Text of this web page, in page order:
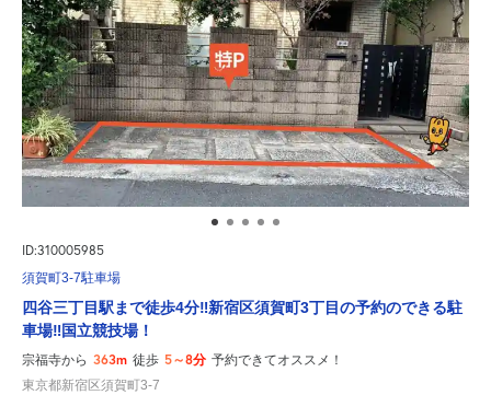
ID:310005985
須賀町3-7駐車場
四谷三丁目駅まで徒歩4分‼新宿区須賀町3丁目の予約のできる駐
車場‼国立競技場！
宗福寺から 363m 徒歩 5～8分 予約できてオススメ！
東京都新宿区須賀町3-7